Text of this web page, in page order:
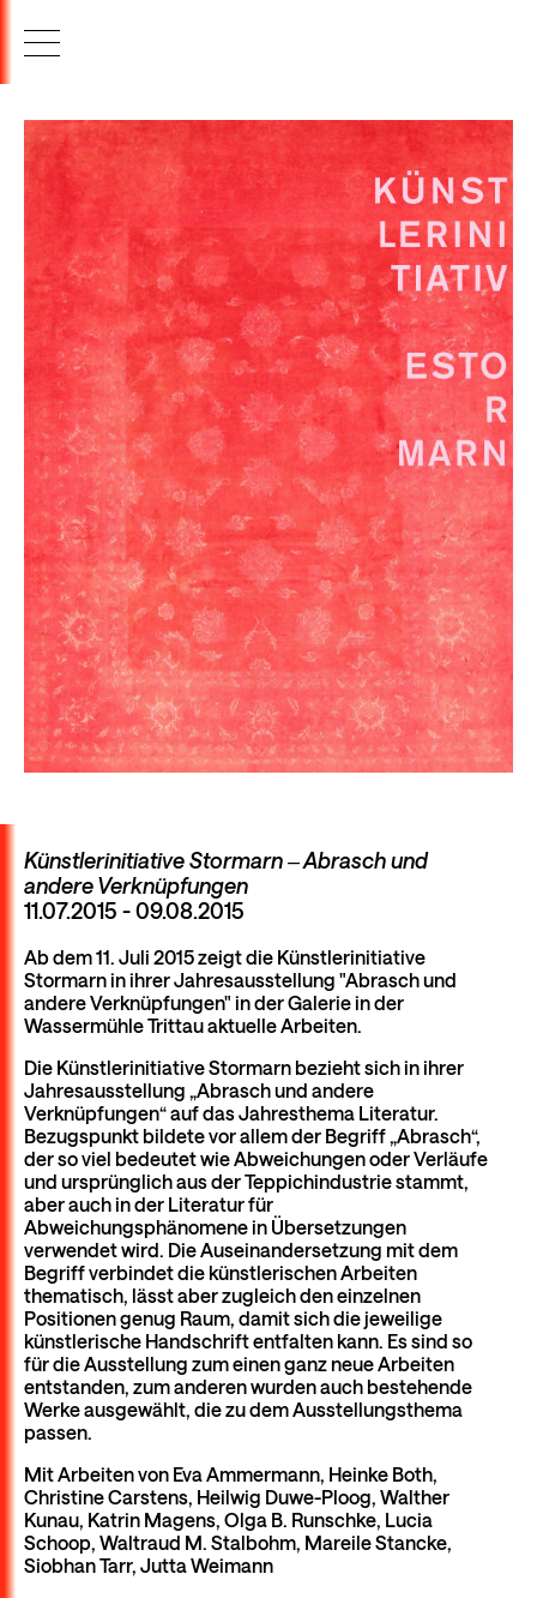
Künstlerinitiative Stormarn ‒ Abrasch und
andere Verknüpfungen
11.07.2015 - 09.08.2015
Ab dem 11. Juli 2015 zeigt die Künstlerinitiative
Stormarn in ihrer Jahresausstellung "Abrasch und
andere Verknüpfungen" in der Galerie in der
Wassermühle Trittau aktuelle Arbeiten.
Die Künstlerinitiative Stormarn bezieht sich in ihrer
Jahresausstellung „Abrasch und andere
Verknüpfungen“ auf das Jahresthema Literatur.
Bezugspunkt bildete vor allem der Begriff „Abrasch“,
der so viel bedeutet wie Abweichungen oder Verläufe
und ursprünglich aus der Teppichindustrie stammt,
aber auch in der Literatur für
Abweichungsphänomene in Übersetzungen
verwendet wird. Die Auseinandersetzung mit dem
Begriff verbindet die künstlerischen Arbeiten
thematisch, lässt aber zugleich den einzelnen
Positionen genug Raum, damit sich die jeweilige
künstlerische Handschrift entfalten kann. Es sind so
für die Ausstellung zum einen ganz neue Arbeiten
entstanden, zum anderen wurden auch bestehende
Werke ausgewählt, die zu dem Ausstellungsthema
passen.
Mit Arbeiten von Eva Ammermann, Heinke Both,
Christine Carstens, Heilwig Duwe-Ploog, Walther
Kunau, Katrin Magens, Olga B. Runschke, Lucia
Schoop, Waltraud M. Stalbohm, Mareile Stancke,
Siobhan Tarr, Jutta Weimann